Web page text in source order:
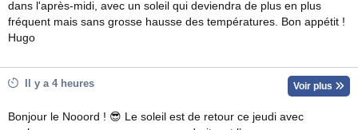
dans l'après-midi, avec un soleil qui deviendra de plus en plus
fréquent mais sans grosse hausse des températures. Bon appétit !
Hugo
Il y a 4 heures Voir plus
Bonjour le Nooord ! 😎 Le soleil est de retour ce jeudi avec